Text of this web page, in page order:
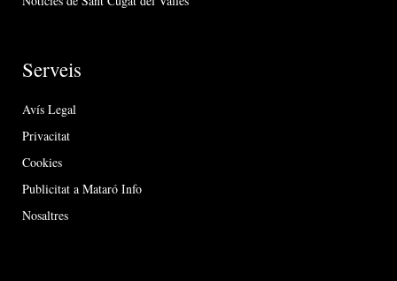
Serveis
Avís Legal
Privacitat
Cookies
Publicitat a Mataró Info
Nosaltres